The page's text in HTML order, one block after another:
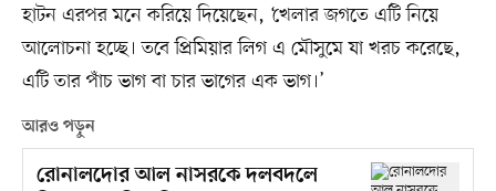
হাটন এরপর মনে করিয়ে দিয়েছেন, ‘খেলার জগতে এটি নিয়ে
আলোচনা হচ্ছে। তবে প্রিমিয়ার লিগ এ মৌসুমে যা খরচ করেছে,
এটি তার পাঁচ ভাগ বা চার ভাগের এক ভাগ।’
আরও পড়ুন
রোনালদোর আল নাসরকে দলবদলে